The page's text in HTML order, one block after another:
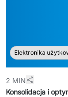
Elektronika
2 MIN
Konsolidacja i